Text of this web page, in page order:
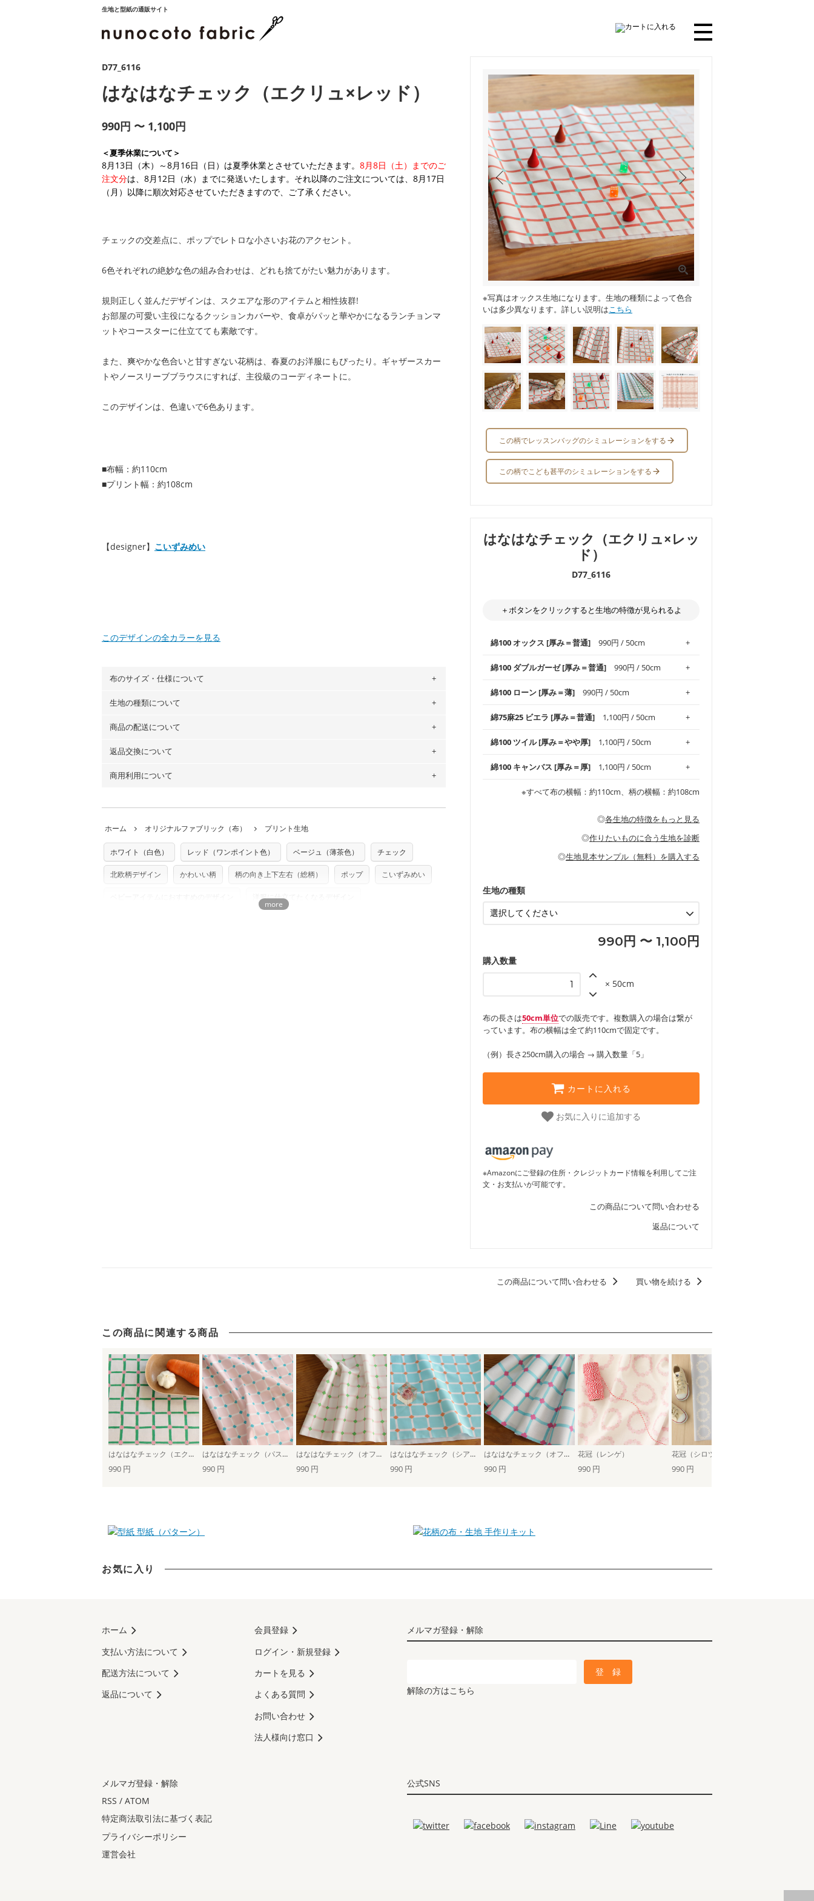
生地と型紙の通販サイト
※写真はオックス生地になります。生地の種類によって色合
いは多少異なります。詳しい説明はこちら
この柄でレッスンバッグのシミュレーションをする
この柄でこども甚平のシミュレーションをする
はなはなチェック（エクリュ×レッ
ド）
D77_6116
＋ボタンをクリックすると生地の特徴が見られるよ
綿100 オックス [厚み＝普通] 990円 / 50cm
使いやすさNo.1！しなやかさと適度な張りを併せ持ち、
通気性の高さがオックス生地の特徴です。当サイトのオ
縫いやすいため、布小物全般にお使いいただけます。
※レッスンバッグ、上履き袋などの通園通学グッズには
などの布小物
・布団カバーなどの寝具、カーテン
・スカート、甚平などの子ども服
綿100 ダブルガーゼ [厚み＝普通] 990円 / 50cm
柔らかくふんわりとした肌触りが特徴です。ベビー用品
やハンカチなど直接肌に触れるアイテムに最適です。高
シーズンで活躍してくれます。
・スタイ、おくるみなどのベビーグッズ
・ブラウス、チュニック、ワンピースなどの洋服
綿100 ローン [厚み＝薄] 990円 / 50cm
上質で薄手の平織りの生地です。軽やかさとなめらかな
手触りの良さが魅力。透け感があるので、涼しげなトッ
・ブラウス、シャツ、チュニックなどのトップス
綿75麻25 ビエラ [厚み＝普通] 1,100円 / 50cm
コットン75％リネン25％の当店のビエラ生地は、オック
ス生地よりもふんわりとした柔らかい質感と適度な落ち
綿100 ツイル [厚み＝やや厚] 1,100円 / 50cm
綾織りの生地です。しっかりとした張りと厚みがありな
がらも柔らかいのが特徴です。生地の厚みは中厚手で
・レッスンバッグ、上履き袋などの通園通学グッズ
・カーテン、エプロン、テーブルクロスなどの暮らしの
・パンツ、タックスカートなどのボトムス
もっと詳しく見る
綿100 キャンバス [厚み＝厚] 1,100円 / 50cm
夫で高い耐久性があります。トートバッグ・ポーチ・ペ
ンケースなどの布小物、インテリア用品に向いていま
・インテリア用品
※すべて布の横幅：約110cm、柄の横幅：約108cm
◎各生地の特徴をもっと見る
◎作りたいものに合う生地を診断
◎生地見本サンプル（無料）を購入する
生地の種類
990円 〜 1,100円
購入数量
× 50cm
布の長さは50cm単位での販売です。複数購入の場合は繋が
っています。布の横幅は全て約110cmで固定です。
（例）長さ250cm購入の場合 → 購入数量「5」
カートに入れる
お気に入りに追加する
※Amazonにご登録の住所・クレジットカード情報を利用してご注
文・お支払いが可能です。
この商品について問い合わせる
返品について
D77_6116
はなはなチェック（エクリュ×レッド）
990円 〜 1,100円
＜夏季休業について＞
8月13日（木）～8月16日（日）は夏季休業とさせていただきます。 8月8日（土）までのご
注文分は、8月12日（水）までに発送いたします。それ以降のご注文については、8月17日
（月）以降に順次対応させていただきますので、ご了承ください。
チェックの交差点に、ポップでレトロな小さいお花のアクセント。
6色それぞれの絶妙な色の組み合わせは、どれも捨てがたい魅力があります。
規則正しく並んだデザインは、スクエアな形のアイテムと相性抜群!
お部屋の可愛い主役になるクッションカバーや、食卓がパッと華やかになるランチョンマ
ットやコースターに仕立てても素敵です。
また、爽やかな色合いと甘すぎない花柄は、春夏のお洋服にもぴったり。ギャザースカー
トやノースリーブブラウスにすれば、主役級のコーディネートに。
このデザインは、色違いで6色あります。
■布幅：約110cm
■プリント幅：約108cm
【designer】 こいずみめい
このデザインの全カラーを見る
布のサイズ・仕様について
布の長さは50cm単位での販売になります。
※カットを希望の方は備考欄に「50cmずつカット希望」などご記載ください（50cm
単位でのカットのみ）
生地の種類について
・現在、すべてのデザインのプリントに使用している生地は６種類です。素材は
ーン）・コットンリネン（ビエラ織）・100％コットン（ツイル）・100％コットン
（キャンバス・11号帆布）です。
◎ 各生地の詳細を見る
商品の配送について
・ネコポスでの配送は、布は2mまで型紙は2個までとなります（一部例外有り）それ
ります。
※万が一、検品時に不備が見つかった場合は、4～5営業日後の発送となる場合がござ
※土日祝は営業日に含まれません。
※配送日のご指定は承れません。出来上がり次第、順次発送いたします。
返品交換について
・布はご注文後に注文数量のみをプリントするため、
購入後の返品および交換は承る
ていた色味と違う、などの理由での返品は承れません。予めご了承ください。
返品・交換対象の基準について詳しくは こちら
商用利用について
た記載も不要です。（製品化した際に起こる全ての問題、クレームにつきましては当
店及びnunocoto fabricは一切の責任を負いませんのでご了承ください）
※有料型紙（ホームソーイング型紙シリーズ）および柄がえらべるキットに付属された
型紙は商用利用できませんのでご注意ください。型紙自体の転用・販売および型紙を
ホーム オリジナルファブリック（布） プリント生地
ホワイト（白色） レッド（ワンポイント色） ベージュ（薄茶色） チェック
北欧柄デザイン かわいい柄 柄の向き上下左右（総柄） ポップ こいずみめい
洋服に仕立てたくなるデザイン
この商品について問い合わせる 買い物を続ける
この商品に関連する商品
はなはなチェック（エクリュ×グリーン） はなはなチェック（パステルピンク×ホワイト） はなはなチェック（オフホワイト×パステルピンク） はなはなチェック（シアブルー×ホワイト） はなはなチェック（オフホワイト×シアブルー） 花冠（レンゲ） 花冠（シロツメクサ）
990 円 990 円 990 円 990 円 990 円 990 円 990 円
型紙（パターン） 手作りキット
お気に入り
メルマガ登録・解除
解除の方はこちら
ホーム
支払い方法について
配送方法について
返品について
会員登録
ログイン・新規登録
カートを見る
よくある質問
お問い合わせ
法人様向け窓口
公式SNS
メルマガ登録・解除
RSS / ATOM
特定商法取引法に基づく表記
プライバシーポリシー
運営会社